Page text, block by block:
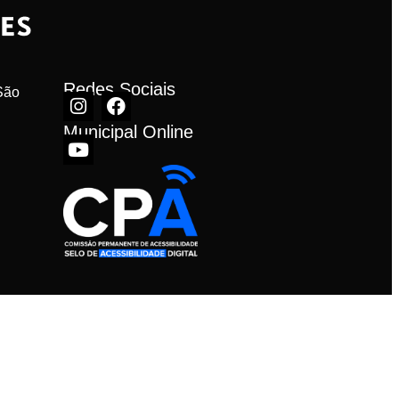
Redes Sociais
Municipal Online